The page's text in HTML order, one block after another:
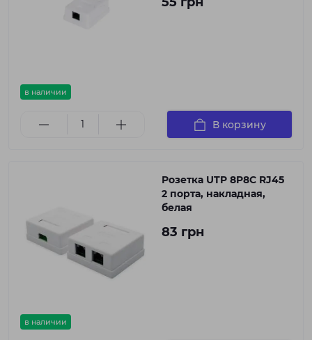
в наличии
В корзину
в наличии
Розетка UTP 8P8C RJ45
2 порта, накладная,
белая
83 грн